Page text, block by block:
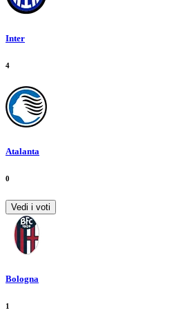
Inter
4
Atalanta
0
Vedi i voti
Bologna
1